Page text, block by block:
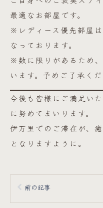
最適なお部屋です。
※レディース優先部屋
なっております。
※数に限りがあるため
います。予めご了承くだ
今後も皆様にご満足い
に努めてまいります。
伊万里でのご滞在が、
となりますように。
前の記事